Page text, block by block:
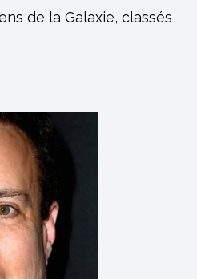
de la Galaxie, classés